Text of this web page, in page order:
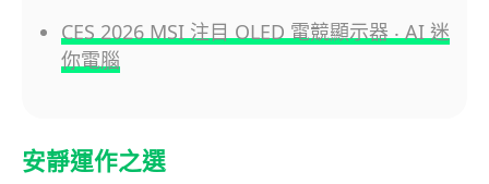
CES 2026 MSI 注目 OLED 電競顯示器 ‧ AI 迷
你電腦
安靜運作之選